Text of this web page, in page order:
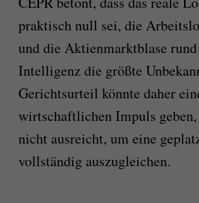
praktisch null sei, die
und die Aktienmarktblase
Intelligenz die größte
Gerichtsurteil könnte daher
wirtschaftlichen Impuls geben,
nicht ausreicht, um eine
vollständig auszugleichen.